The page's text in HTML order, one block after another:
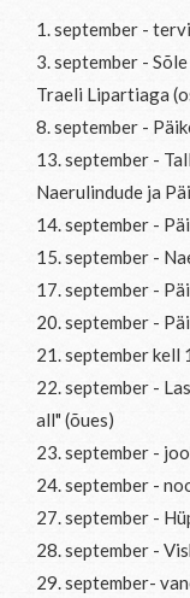
1. september -
3. september -
Traeli Lipartiaga
8. september -
13. september -
Naerulindude ja
14. september -
15. september -
17. september -
20. september -
21. september
22. september -
all" (õues)
23. september -
24. september -
27. september -
28. september -
29. september-